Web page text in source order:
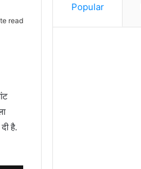
read
है.
Popular